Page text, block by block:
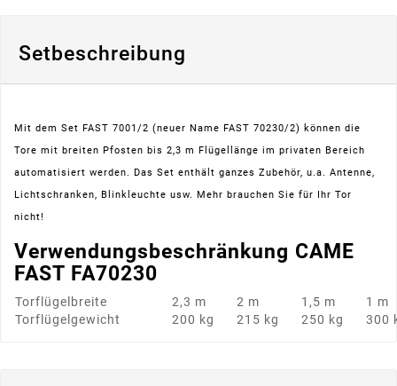
Setbeschreibung
Mit dem Set FAST 7001/2 (neuer Name FAST 70230/2) können die
Tore mit breiten Pfosten bis 2,3 m Flügellänge im privaten Bereich
automatisiert werden. Das Set enthält ganzes Zubehör, u.a. Antenne,
Lichtschranken, Blinkleuchte usw. Mehr brauchen Sie für Ihr Tor
nicht!
Verwendungsbeschränkung CAME
FAST FA70230
Torflügelbreite 2,3 m 2 m 1,5 m
1 m
Torflügelgewicht
200 kg 215 kg 250 kg 300